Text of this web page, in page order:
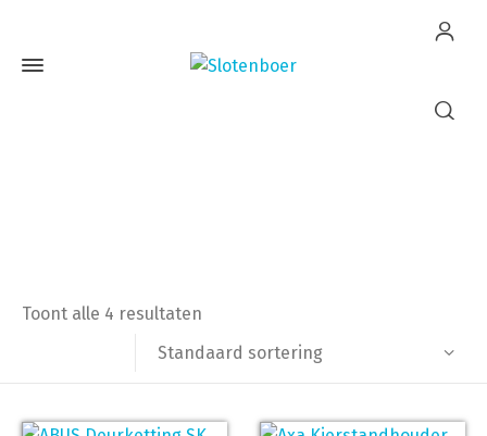
Toont alle 4 resultaten
Standaard sortering